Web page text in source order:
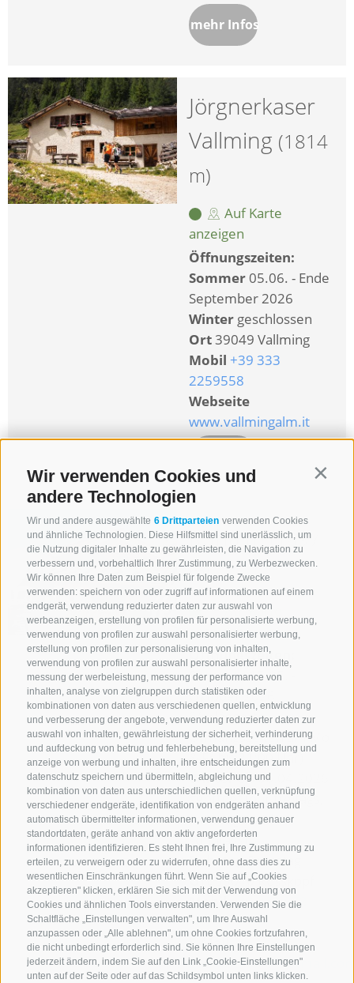
Wir verwenden Cookies und
andere Technologien
Wir und andere ausgewählte 6 Drittparteien verwenden Cookies
und ähnliche Technologien. Diese Hilfsmittel sind unerlässlich, um
die Nutzung digitaler Inhalte zu gewährleisten, die Navigation zu
verbessern und, vorbehaltlich Ihrer Zustimmung, zu Werbezwecken.
Wir können Ihre Daten zum Beispiel für folgende Zwecke
verwenden: speichern von oder zugriff auf informationen auf einem
endgerät, verwendung reduzierter daten zur auswahl von
werbeanzeigen, erstellung von profilen für personalisierte werbung,
verwendung von profilen zur auswahl personalisierter werbung,
erstellung von profilen zur personalisierung von inhalten,
verwendung von profilen zur auswahl personalisierter inhalte,
messung der werbeleistung, messung der performance von
inhalten, analyse von zielgruppen durch statistiken oder
kombinationen von daten aus verschiedenen quellen, entwicklung
und verbesserung der angebote, verwendung reduzierter daten zur
auswahl von inhalten, gewährleistung der sicherheit, verhinderung
und aufdeckung von betrug und fehlerbehebung, bereitstellung und
anzeige von werbung und inhalten, ihre entscheidungen zum
datenschutz speichern und übermitteln, abgleichung und
kombination von daten aus unterschiedlichen quellen, verknüpfung
verschiedener endgeräte, identifikation von endgeräten anhand
automatisch übermittelter informationen, verwendung genauer
standortdaten, geräte anhand von aktiv angeforderten
informationen identifizieren. Es steht Ihnen frei, Ihre Zustimmung zu
erteilen, zu verweigern oder zu widerrufen, ohne dass dies zu
wesentlichen Einschränkungen führt. Wenn Sie auf „Cookies
akzeptieren" klicken, erklären Sie sich mit der Verwendung von
Cookies und ähnlichen Tools einverstanden. Verwenden Sie die
Schaltfläche „Einstellungen verwalten", um Ihre Auswahl
anzupassen oder „Alle ablehnen", um ohne Cookies fortzufahren,
die nicht unbedingt erforderlich sind. Sie können Ihre Einstellungen
jederzeit ändern, indem Sie auf den Link „Cookie-Einstellungen"
unten auf der Seite oder auf das Schildsymbol unten links klicken.
mehr Infos
Jörgnerkaser
Vallming (1814
m)
Auf Karte
anzeigen
Öffnungszeiten:
Sommer 05.06. - Ende
September 2026
Winter geschlossen
Ort39049 Vallming
Mobil +39 333
2259558
Webseite
www.vallmingalm.it
Kuhalm(1897
m)
Auf Karte
anzeigen
Öffnungszeiten:
Sommer15.05. -
Oktober 2026
(Verlängerte
Öffnungszeiten am Mo
& Fr bis 21:00 Uhr)
Winterbis 06.04.2026
geöffnet (nur freitags,
samstags und
sonntags)
Ruhetag Dienstag
Ort 39040 Rosskopf
Mobil+39 333 873
9673
E-Mail